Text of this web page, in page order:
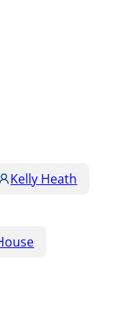
Kelly Heath